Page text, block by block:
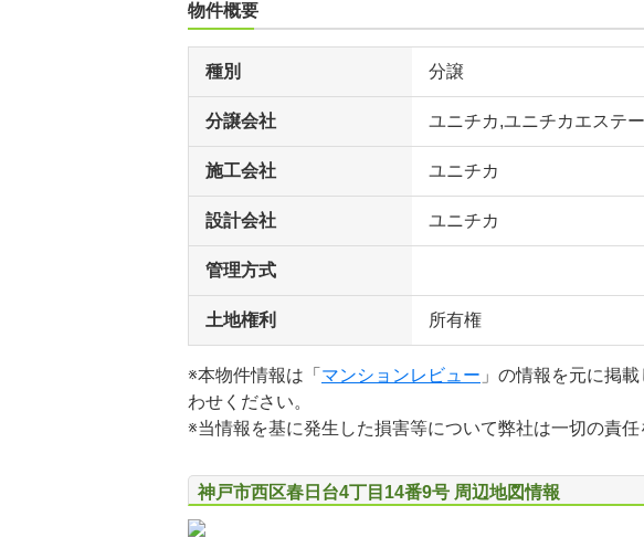
物件概要
種別 分譲
分譲会社 ユニチカ,ユニチカエステ
施工会社 ユニチカ
設計会社 ユニチカ
管理方式
土地権利 所有権
※本物件情報は「 マンションレビュー 」の情報を元に掲
わせください。
※当情報を基に発生した損害等について弊社は一切の責
神戸市西区春日台4丁目14番9号 周辺地図情報